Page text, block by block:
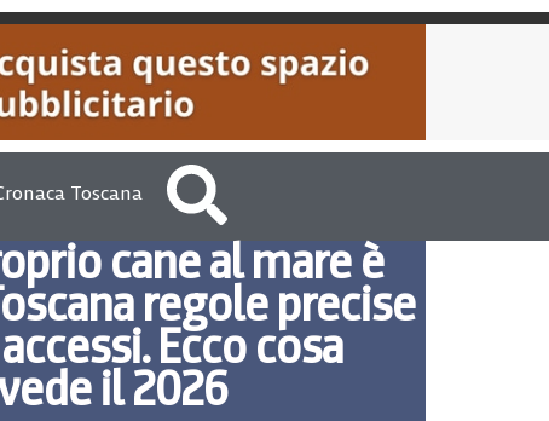
Toscana
cane al mare è
regole precise
Ecco cosa
il 2026